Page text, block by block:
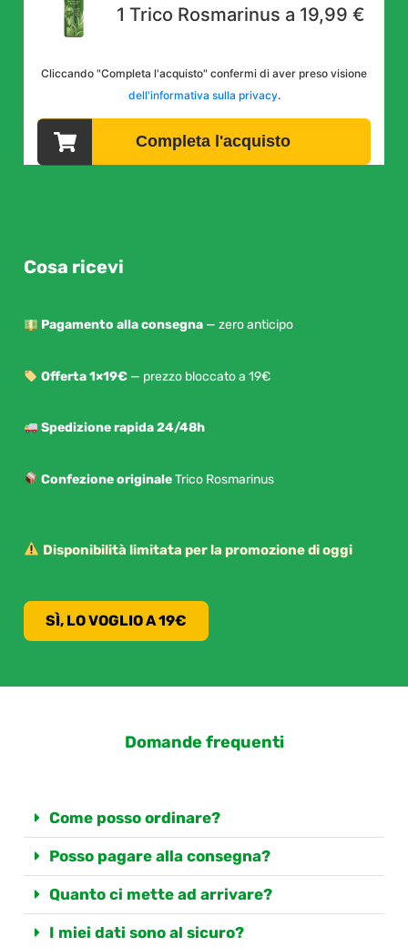
Cosa ricevi
Pagamento alla consegna— zero anticipo
Offerta 1×19€— prezzo bloccato a 19€
Spedizione rapida 24/48h
Confezione originaleTrico Rosmarinus
Disponibilità limitata per la promozione di oggi
SÌ, LO VOGLIO A 19€
Domande frequenti
Come posso ordinare?
Posso pagare alla consegna?
Quanto ci mette ad arrivare?
I miei dati sono al sicuro?